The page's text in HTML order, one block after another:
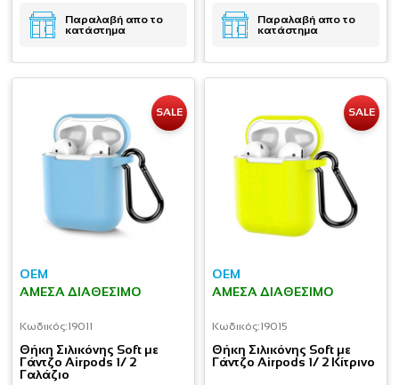
Παραλαβή απο το
κατάστημα
Παραλαβή απο το
κατάστημα
SALE
OEM
ΆΜΕΣΑ ΔΙΑΘΈΣΙΜΟ
Κωδικός:19011
Θήκη Σιλικόνης Soft με
Γάντζο Airpods 1/ 2
Γαλάζιο
SALE
OEM
ΆΜΕΣΑ ΔΙΑΘΈΣΙΜΟ
Κωδικός:19015
Θήκη Σιλικόνης Soft με
Γάντζο Airpods 1/ 2 Κίτρινο